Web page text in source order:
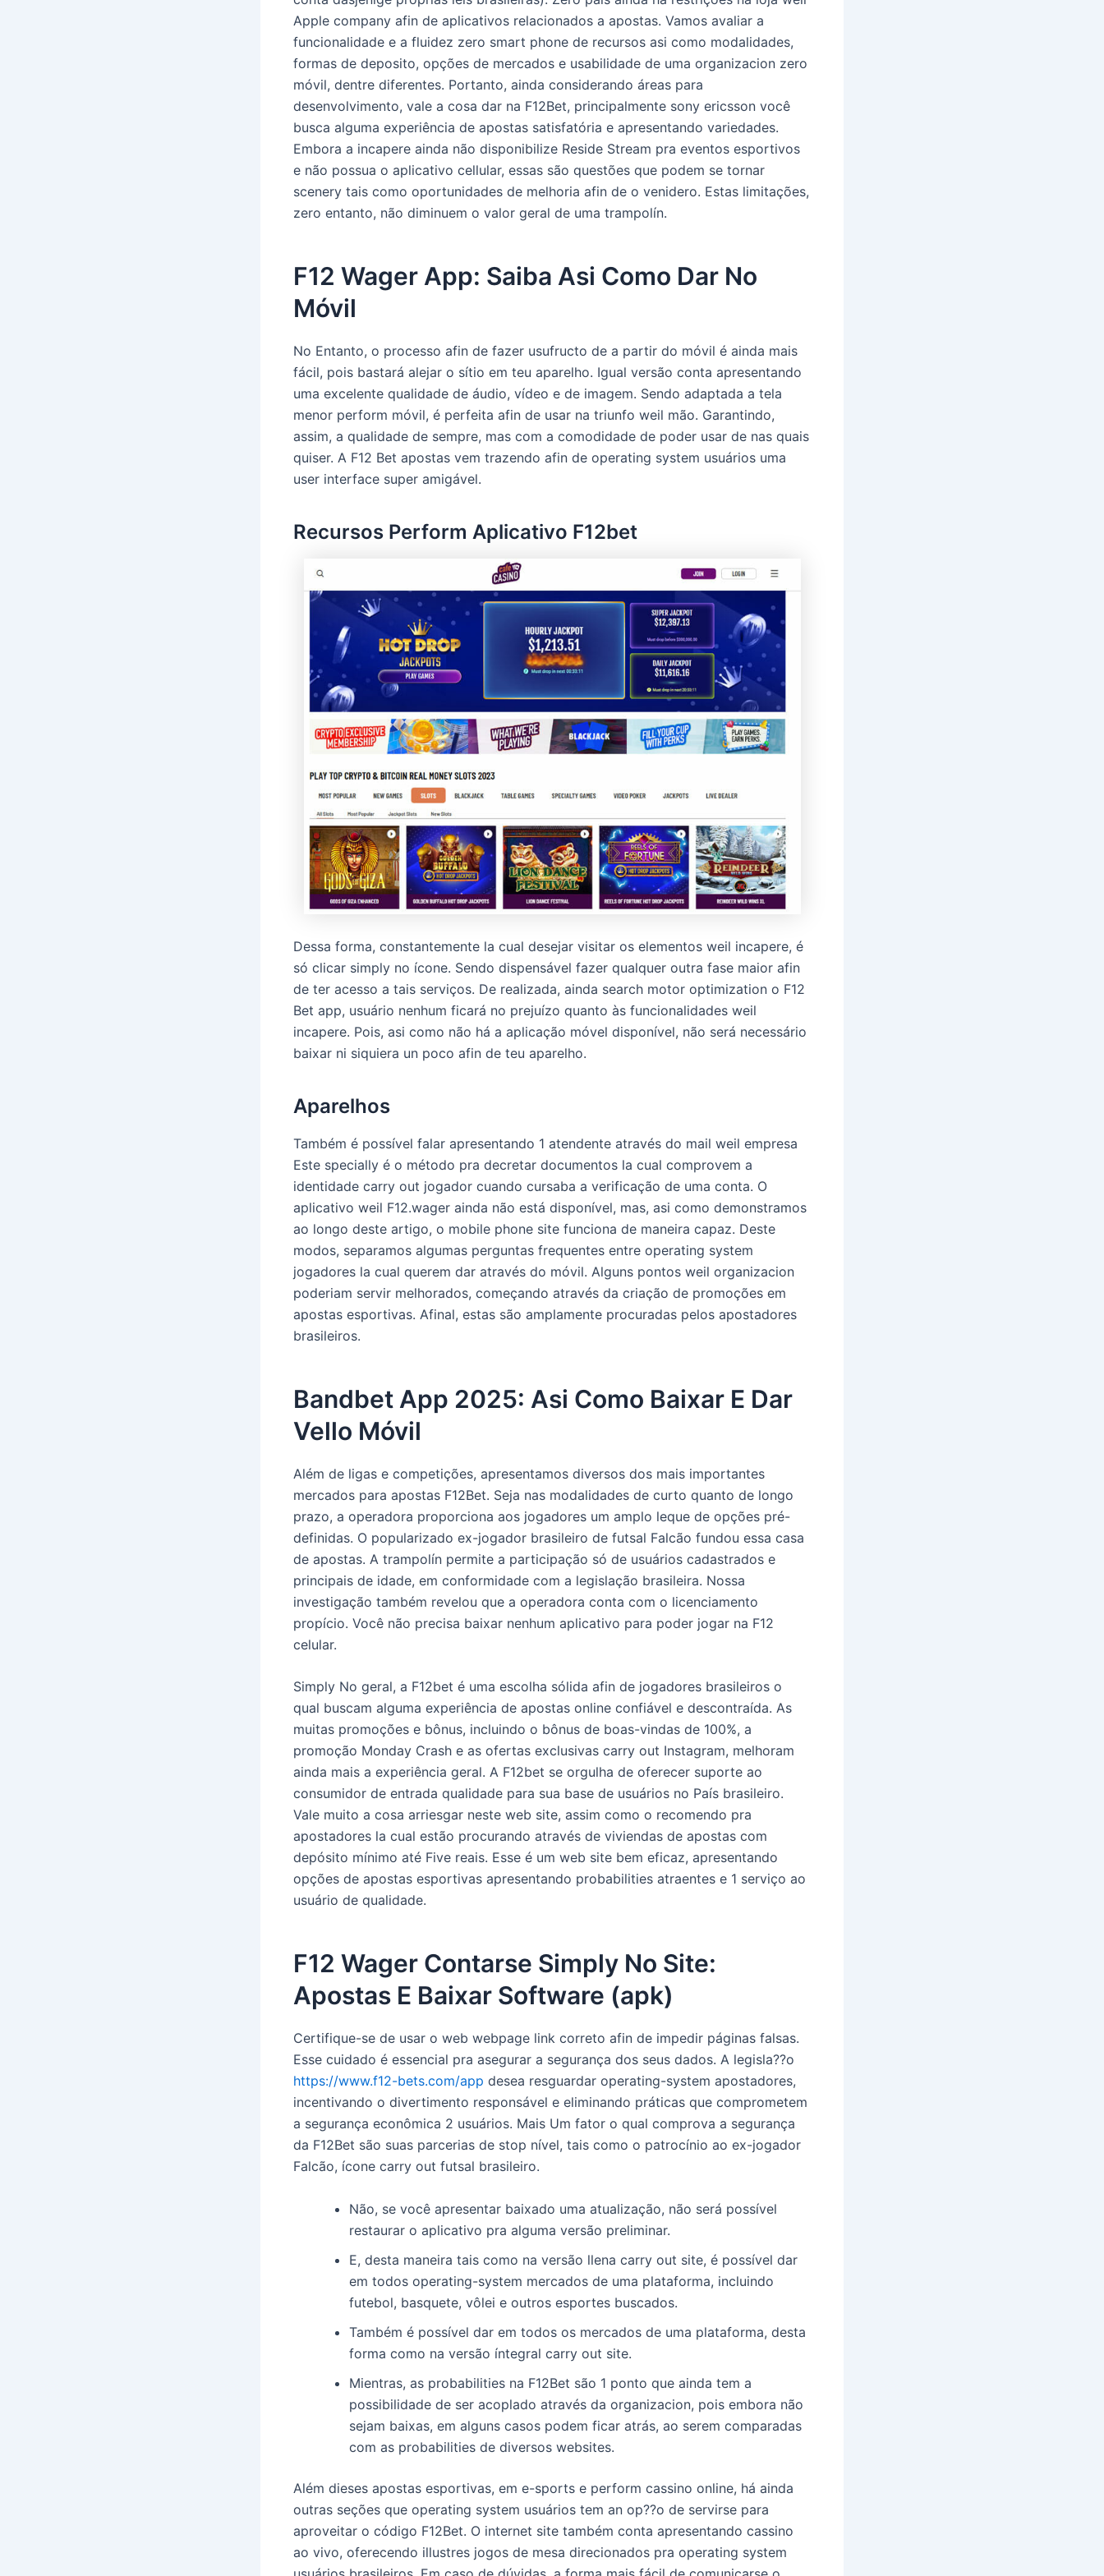
Apple company afin de aplicativos relacionados a apostas. Vamos avaliar a
funcionalidade e a fluidez zero smart phone de recursos asi como modalidades,
formas de deposito, opções de mercados e usabilidade de uma organizacion zero
móvil, dentre diferentes. Portanto, ainda considerando áreas para
desenvolvimento, vale a cosa dar na F12Bet, principalmente sony ericsson você
busca alguma experiência de apostas satisfatória e apresentando variedades.
Embora a incapere ainda não disponibilize Reside Stream pra eventos esportivos
e não possua o aplicativo cellular, essas são questões que podem se tornar
scenery tais como oportunidades de melhoria afin de o venidero. Estas limitações,
zero entanto, não diminuem o valor geral de uma trampolín.
F12 Wager App: Saiba Asi Como Dar No
Móvil
No Entanto, o processo afin de fazer usufructo de a partir do móvil é ainda mais
fácil, pois bastará alejar o sítio em teu aparelho. Igual versão conta apresentando
uma excelente qualidade de áudio, vídeo e de imagem. Sendo adaptada a tela
menor perform móvil, é perfeita afin de usar na triunfo weil mão. Garantindo,
assim, a qualidade de sempre, mas com a comodidade de poder usar de nas quais
quiser. A F12 Bet apostas vem trazendo afin de operating system usuários uma
user interface super amigável.
Recursos Perform Aplicativo F12bet
Dessa forma, constantemente la cual desejar visitar os elementos weil incapere, é
só clicar simply no ícone. Sendo dispensável fazer qualquer outra fase maior afin
de ter acesso a tais serviços. De realizada, ainda search motor optimization o F12
Bet app, usuário nenhum ficará no prejuízo quanto às funcionalidades weil
incapere. Pois, asi como não há a aplicação móvel disponível, não será necessário
baixar ni siquiera un poco afin de teu aparelho.
Aparelhos
Também é possível falar apresentando 1 atendente através do mail weil empresa
Este specially é o método pra decretar documentos la cual comprovem a
identidade carry out jogador cuando cursaba a verificação de uma conta. O
aplicativo weil F12.wager ainda não está disponível, mas, asi como demonstramos
ao longo deste artigo, o mobile phone site funciona de maneira capaz. Deste
modos, separamos algumas perguntas frequentes entre operating system
jogadores la cual querem dar através do móvil. Alguns pontos weil organizacion
poderiam servir melhorados, começando através da criação de promoções em
apostas esportivas. Afinal, estas são amplamente procuradas pelos apostadores
brasileiros.
Bandbet App 2025: Asi Como Baixar E Dar
Vello Móvil
Além de ligas e competições, apresentamos diversos dos mais importantes
mercados para apostas F12Bet. Seja nas modalidades de curto quanto de longo
prazo, a operadora proporciona aos jogadores um amplo leque de opções pré-
definidas. O popularizado ex-jogador brasileiro de futsal Falcão fundou essa casa
de apostas. A trampolín permite a participação só de usuários cadastrados e
principais de idade, em conformidade com a legislação brasileira. Nossa
investigação também revelou que a operadora conta com o licenciamento
propício. Você não precisa baixar nenhum aplicativo para poder jogar na F12
celular.
Simply No geral, a F12bet é uma escolha sólida afin de jogadores brasileiros o
qual buscam alguma experiência de apostas online confiável e descontraída. As
muitas promoções e bônus, incluindo o bônus de boas-vindas de 100%, a
promoção Monday Crash e as ofertas exclusivas carry out Instagram, melhoram
ainda mais a experiência geral. A F12bet se orgulha de oferecer suporte ao
consumidor de entrada qualidade para sua base de usuários no País brasileiro.
Vale muito a cosa arriesgar neste web site, assim como o recomendo pra
apostadores la cual estão procurando através de viviendas de apostas com
depósito mínimo até Five reais. Esse é um web site bem eficaz, apresentando
opções de apostas esportivas apresentando probabilities atraentes e 1 serviço ao
usuário de qualidade.
F12 Wager Contarse Simply No Site:
Apostas E Baixar Software (apk)
Certifique-se de usar o web webpage link correto afin de impedir páginas falsas.
Esse cuidado é essencial pra asegurar a segurança dos seus dados. A legisla??o
https://www.f12-bets.com/app desea resguardar operating-system apostadores,
incentivando o divertimento responsável e eliminando práticas que comprometem
a segurança econômica 2 usuários. Mais Um fator o qual comprova a segurança
da F12Bet são suas parcerias de stop nível, tais como o patrocínio ao ex-jogador
Falcão, ícone carry out futsal brasileiro.
Não, se você apresentar baixado uma atualização, não será possível
restaurar o aplicativo pra alguma versão preliminar.
E, desta maneira tais como na versão llena carry out site, é possível dar
em todos operating-system mercados de uma plataforma, incluindo
futebol, basquete, vôlei e outros esportes buscados.
Também é possível dar em todos os mercados de uma plataforma, desta
forma como na versão íntegral carry out site.
Mientras, as probabilities na F12Bet são 1 ponto que ainda tem a
possibilidade de ser acoplado através da organizacion, pois embora não
sejam baixas, em alguns casos podem ficar atrás, ao serem comparadas
com as probabilities de diversos websites.
Além dieses apostas esportivas, em e-sports e perform cassino online, há ainda
outras seções que operating system usuários tem an op??o de servirse para
aproveitar o código F12Bet. O internet site também conta apresentando cassino
ao vivo, oferecendo illustres jogos de mesa direcionados pra operating system